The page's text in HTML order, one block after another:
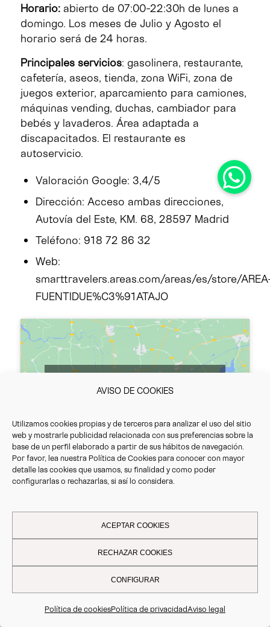
AVISO DE COOKIES
Utilizamos cookies propias y de terceros para analizar el uso del sitio
web y mostrarle publicidad relacionada con sus preferencias sobre la
base de un perfil elaborado a partir de sus hábitos de navegación.
Por favor, lea nuestra Política de Cookies para conocer con mayor
detalle las cookies que usamos, su finalidad y como poder
configurarlas o rechazarlas, si así lo considera.
ACEPTAR COOKIES
RECHAZAR COOKIES
CONFIGURAR
Política de cookiesPolítica de privacidadAviso legal
Horario:abierto de 07:00-22:30h de lunes a
domingo. Los meses de Julio y Agosto el
horario será de 24 horas.
Principales servicios: gasolinera, restaurante,
cafetería, aseos, tienda, zona WiFi, zona de
juegos exterior, aparcamiento para camiones,
máquinas vending, duchas, cambiador para
bebés y lavaderos. Área adaptada a
discapacitados. El restaurante es
autoservicio.
Valoración Google: 3,4/5
Dirección: Acceso ambas direcciones,
Autovía del Este, KM. 68, 28597 Madrid
Teléfono: 918 72 86 32
Web:
smarttravelers.areas.com/areas/es/store/
FUENTIDUE%C3%91ATAJO
Google maps
Estoy de acuerdo
camiones puede ser complicado. Por eso,
ponemos a tu disposición una extensa red de
parkings seguros en la que puedes reservar
a través de tu dispositivo de peaje Vrio.
Descubrecómo hacer tu reserva de forma
segura y rápida aquí.